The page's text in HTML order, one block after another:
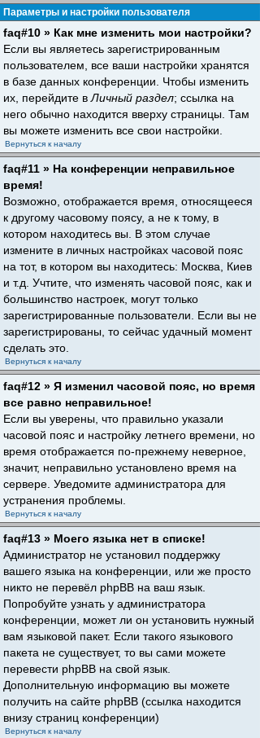
Параметры и настройки пользователя
faq#10 » Как мне изменить мои настройки?
Если вы являетесь зарегистрированным
пользователем, все ваши настройки хранятся
в базе данных конференции. Чтобы изменить
их, перейдите в Личный раздел; ссылка на
него обычно находится вверху страницы. Там
вы можете изменить все свои настройки.
Вернуться к началу
faq#11 » На конференции неправильное
время!
Возможно, отображается время, относящееся
к другому часовому поясу, а не к тому, в
котором находитесь вы. В этом случае
измените в личных настройках часовой пояс
на тот, в котором вы находитесь: Москва, Киев
и т.д. Учтите, что изменять часовой пояс, как и
большинство настроек, могут только
зарегистрированные пользователи. Если вы не
зарегистрированы, то сейчас удачный момент
сделать это.
Вернуться к началу
faq#12 » Я изменил часовой пояс, но время
все равно неправильное!
Если вы уверены, что правильно указали
часовой пояс и настройку летнего времени, но
время отображается по-прежнему неверное,
значит, неправильно установлено время на
сервере. Уведомите администратора для
устранения проблемы.
Вернуться к началу
faq#13 » Моего языка нет в списке!
Администратор не установил поддержку
вашего языка на конференции, или же просто
никто не перевёл phpBB на ваш язык.
Попробуйте узнать у администратора
конференции, может ли он установить нужный
вам языковой пакет. Если такого языкового
пакета не существует, то вы сами можете
перевести phpBB на свой язык.
Дополнительную информацию вы можете
получить на сайте phpBB (ссылка находится
внизу страниц конференции)
Вернуться к началу